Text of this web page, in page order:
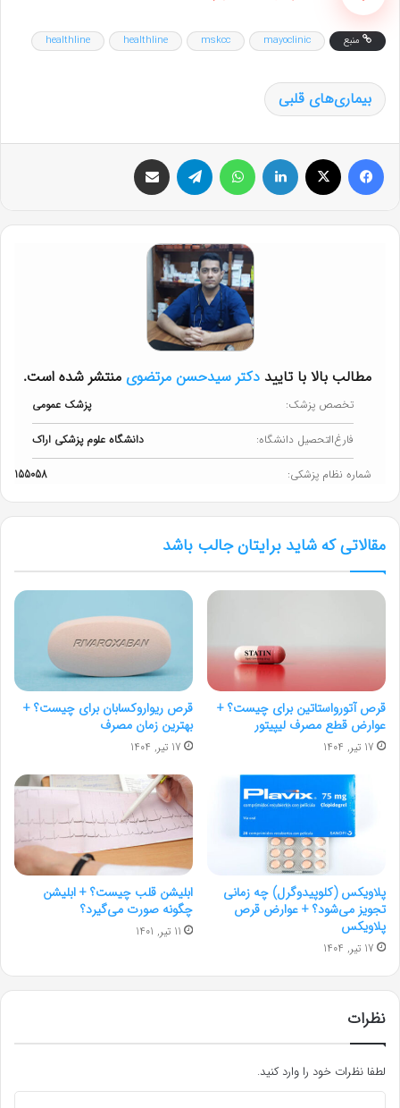
منبع mayoclinic
mskcc
healthline
healthline
بیماری‌های قلبی
مطالب بالا با تایید دکتر سیدحسن مرتضوی منتشر شده است.
تخصص پزشک: پزشک عمومی
فارغ‌التحصیل دانشگاه: دانشگاه علوم پزشکی اراک
شماره نظام پزشکی: 155058
مقالاتی که شاید برایتان جالب باشد
قرص آتورواستاتین برای چیست؟ +
عوارض قطع مصرف لیپیتور
17 تیر, 1404
قرص ریواروکسابان برای چیست؟ +
بهترین زمان مصرف
17 تیر, 1404
پلاویکس (کلوپیدوگرل) چه زمانی
تجویز می‌شود؟ + عوارض قرص
پلاویکس
17 تیر, 1404
ابلیشن قلب چیست؟ + ابلیشن
چگونه صورت می‌گیرد؟
11 تیر, 1401
نظرات
لطفا نظرات خود را وارد کنید.